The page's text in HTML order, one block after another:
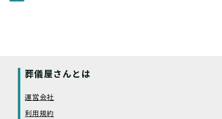
葬儀屋さんとは
運営会社
利用規約